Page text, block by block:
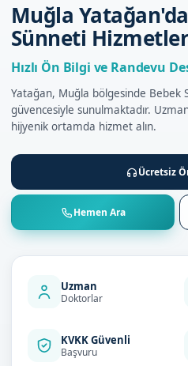
Muğla
Sünneti
Hızlı Ön Bilgi ve Randevu
Yatağan, Muğla bölgesinde Bebek
güvencesiyle sunulmaktadır.
hijyenik ortamda hizmet alın.
Ücretsiz
Hemen Ara
Uzman
Doktorlar
KVKK Güvenli
Başvuru